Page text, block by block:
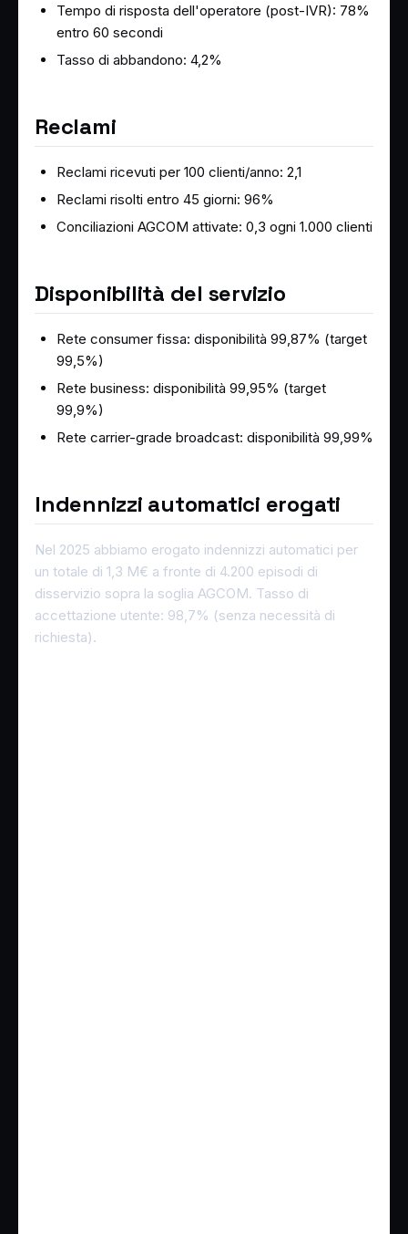
Tempo di risposta dell'operatore (post-IVR): 78%
entro 60 secondi
Tasso di abbandono: 4,2%
Reclami
Reclami ricevuti per 100 clienti/anno: 2,1
Reclami risolti entro 45 giorni: 96%
Conciliazioni AGCOM attivate: 0,3 ogni 1.000 clienti
Disponibilità del servizio
Rete consumer fissa: disponibilità 99,87% (target
99,5%)
Rete business: disponibilità 99,95% (target
99,9%)
Rete carrier-grade broadcast: disponibilità 99,99%
Indennizzi automatici erogati
Nel 2025 abbiamo erogato indennizzi automatici per
un totale di 1,3 M€ a fronte di 4.200 episodi di
disservizio sopra la soglia AGCOM. Tasso di
accettazione utente: 98,7% (senza necessità di
richiesta).